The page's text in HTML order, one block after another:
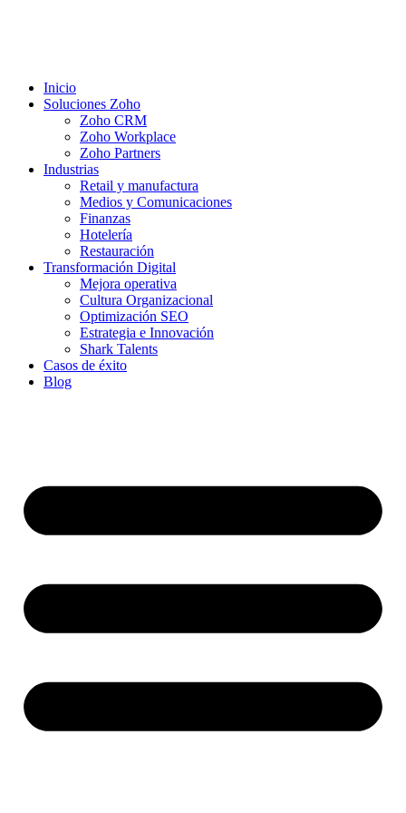
Inicio
Soluciones Zoho
Zoho CRM
Zoho Workplace
Zoho Partners
Industrias
Retail y manufactura
Medios y Comunicaciones
Finanzas
Hotelería
Restauración
Transformación Digital
Mejora operativa
Cultura Organizacional
Optimización SEO
Estrategia e Innovación
Shark Talents
Casos de éxito
Blog